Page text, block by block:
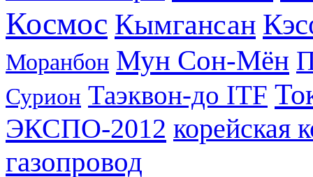
Космос Кымгансан
Моранбон Мун Сон-Мён
Сурион Таэквон-до ITF
ЭКСПО-2012 корейская
газопровод